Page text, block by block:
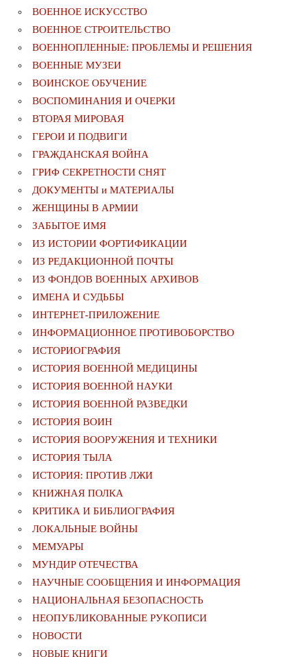
ВОЕННОЕ ИСКУССТВО
ВОЕННОЕ СТРОИТЕЛЬСТВО
ВОЕННОПЛЕННЫЕ: ПРОБЛЕМЫ И РЕШЕНИЯ
ВОЕННЫЕ МУЗЕИ
ВОИНСКОЕ ОБУЧЕНИЕ
ВОСПОМИНАНИЯ И ОЧЕРКИ
ВТОРАЯ МИРОВАЯ
ГЕРОИ И ПОДВИГИ
ГРАЖДАНСКАЯ ВОЙНА
ГРИФ СЕКРЕТНОСТИ СНЯТ
ДОКУМЕНТЫ и МАТЕРИАЛЫ
ЖЕНЩИНЫ В АРМИИ
ЗАБЫТОЕ ИМЯ
ИЗ ИСТОРИИ ФОРТИФИКАЦИИ
ИЗ РЕДАКЦИОННОЙ ПОЧТЫ
ИЗ ФОНДОВ ВОЕННЫХ АРХИВОВ
ИМЕНА И СУДЬБЫ
ИНТЕРНЕТ-ПРИЛОЖЕНИЕ
ИНФОРМАЦИОННОЕ ПРОТИВОБОРСТВО
ИСТОРИОГРАФИЯ
ИСТОРИЯ ВОЕННОЙ МЕДИЦИНЫ
ИСТОРИЯ ВОЕННОЙ НАУКИ
ИСТОРИЯ ВОЕННОЙ РАЗВЕДКИ
ИСТОРИЯ ВОИН
ИСТОРИЯ ВООРУЖЕНИЯ И ТЕХНИКИ
ИСТОРИЯ ТЫЛА
ИСТОРИЯ: ПРОТИВ ЛЖИ
КНИЖНАЯ ПОЛКА
КРИТИКА И БИБЛИОГРАФИЯ
ЛОКАЛЬНЫЕ ВОЙНЫ
МЕМУАРЫ
МУНДИР ОТЕЧЕСТВА
НАУЧНЫЕ СООБЩЕНИЯ И ИНФОРМАЦИЯ
НАЦИОНАЛЬНАЯ БЕЗОПАСНОСТЬ
НЕОПУБЛИКОВАННЫЕ РУКОПИСИ
НОВОСТИ
НОВЫЕ КНИГИ